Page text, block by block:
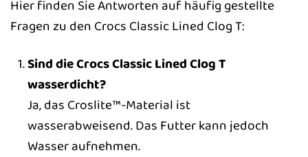
Hier finden Sie Antworten auf häufig gestellte
Fragen zu den Crocs Classic Lined Clog T:
Sind die Crocs Classic Lined Clog T
wasserdicht?
Ja, das Croslite™-Material ist
wasserabweisend. Das Futter kann jedoch
Wasser aufnehmen.